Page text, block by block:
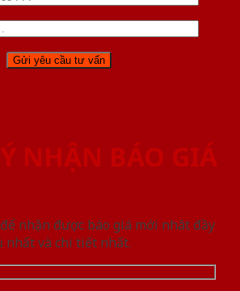
NHẬN BÁO GIÁ
nhận được báo giá mới nhât đầy
nhất và chi tiết nhất.